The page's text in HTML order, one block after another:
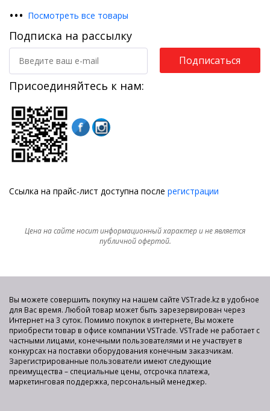
••• Посмотреть все товары
Подписка на рассылку
Подписаться
Присоединяйтесь к нам:
Ссылка на прайс-лист доступна после регистрации
Цена на сайте носит информационный характер и не является
публичной офертой.
Вы можете совершить покупку на нашем сайте VSTrade.kz в удобное
для Вас время. Любой товар может быть зарезервирован через
Интернет на 3 суток. Помимо покупок в интернете, Вы можете
приобрести товар в офисе компании VSTrade. VSTrade не работает с
частными лицами, конечными пользователями и не участвует в
конкурсах на поставки оборудования конечным заказчикам.
Зарегистрированные пользователи имеют следующие
преимущества – специальные цены, отсрочка платежа,
маркетинговая поддержка, персональный менеджер.